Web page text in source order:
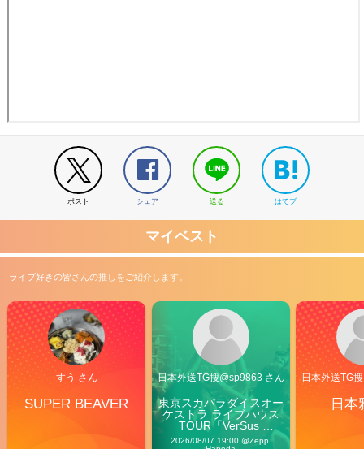
ポスト シェア 送る はてブ
マイベスト
ライブ好きの皆さんの推しをご紹介します。
すう さん
SUPER BEAVER
日本外送TG搜@sp9863 さん
東京スカパラダイスオー
ケストラ ライブハウス
TOUR「VerSus
Carnival」
2026/08/07 19:00 @Zepp
日本外送TG
日本